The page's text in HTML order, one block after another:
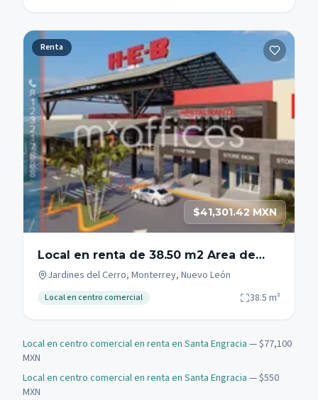
Renta
$41,301.42 MXN
Local en renta de 38.50 m2 Area de
comidas Monterrey Gonzalitos
Jardines del Cerro, Monterrey, Nuevo León
Local en centro comercial 38.5 m²
Local en centro comercial en renta en Santa Engracia — $77,100
MXN
Local en centro comercial en renta en Santa Engracia — $550
MXN